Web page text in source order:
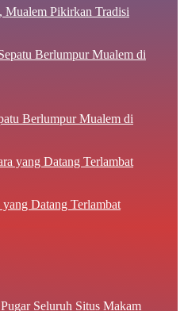
Mualem Pikirkan Tradisi
Berlumpur Mualem di
Datang Terlambat